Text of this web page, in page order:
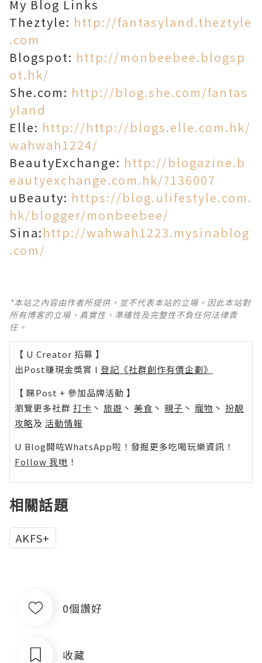
My Blog Links
Theztyle: http://fantasyland.theztyle
.com
Blogspot: http://monbeebee.blogsp
ot.hk/
She.com: http://blog.she.com/fantas
yland
Elle: http://http://blogs.elle.com.hk/
wahwah1224/
BeautyExchange: http://blogazine.b
eautyexchange.com.hk/?136007
uBeauty: https://blog.ulifestyle.com.
hk/blogger/monbeebee/
Sina:http://wahwah1223.mysinablog
.com/
*本站之內容由作者所提供，並不代表本站的立場。因此本站對
所有博客的立場、真實性、準確性及完整性不負任何法律責
任。
【 U Creator 招募 】
出Post賺現金獎賞 l 登記《社群創作有價企劃》
【 睇Post + 參加品牌活動 】
瀏覽更多社群 打卡 丶 旅遊 丶 美食 丶 親子 丶 寵物 丶 扮靚
攻略及 活動情報
U Blog開咗WhatsApp啦！發掘更多吃喝玩樂資訊！
Follow 我哋 ！
相關話題
AKFS+
0個讚好
收藏